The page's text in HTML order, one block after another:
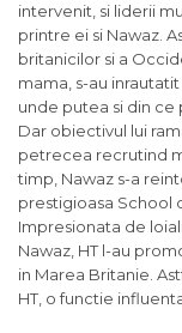
intervenit, si liderii
printre ei si Nawaz.
britanicilor si a
mama, s-au
unde putea si din ce
Dar obiectivul lui
petrecea recrutind
timp, Nawaz s-a
prestigioasa School
Impresionata de
Nawaz, HT l-au
in Marea Britanie.
HT, o functie